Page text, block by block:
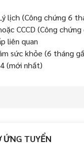
lịch (Công chứng 6
CCCD (Công
liên quan
sức khỏe (6 tháng
(mới nhất)
ỨNG TUYỂN